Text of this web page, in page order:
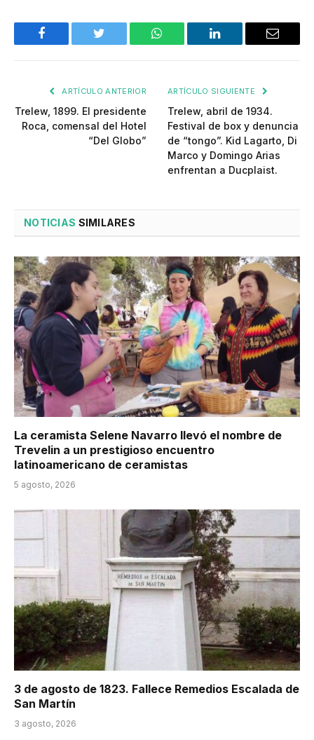
Facebook Twitter WhatsApp LinkedIn Email
ARTÍCULO ANTERIOR
Trelew, 1899. El presidente
Roca, comensal del Hotel
“Del Globo”
ARTÍCULO SIGUIENTE
Trelew, abril de 1934.
Festival de box y denuncia
de “tongo”. Kid Lagarto, Di
Marco y Domingo Arias
enfrentan a Ducplaist.
NOTICIAS SIMILARES
La ceramista Selene Navarro llevó el nombre de
Trevelin a un prestigioso encuentro
latinoamericano de ceramistas
5 agosto, 2026
3 de agosto de 1823. Fallece Remedios Escalada de
San Martín
3 agosto, 2026